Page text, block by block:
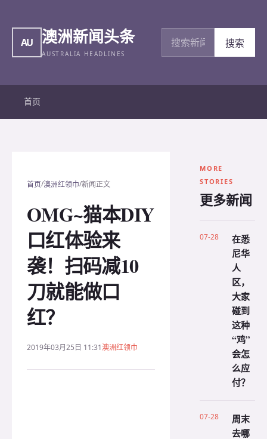
AU 澳洲新闻头条
AUSTRALIA HEADLINES
搜索新闻
搜索
首页
首页/澳洲红领巾/新闻正文
OMG~猫本DIY
口红体验来
袭！扫码减10
刀就能做口
红？
2019年03月25日 11:31澳洲红领巾
MORE
STORIES
更多新闻
07-28
在悉
尼华
人
区，
大家
碰到
这种
“鸡”
会怎
么应
付？
07-28
周末
去哪